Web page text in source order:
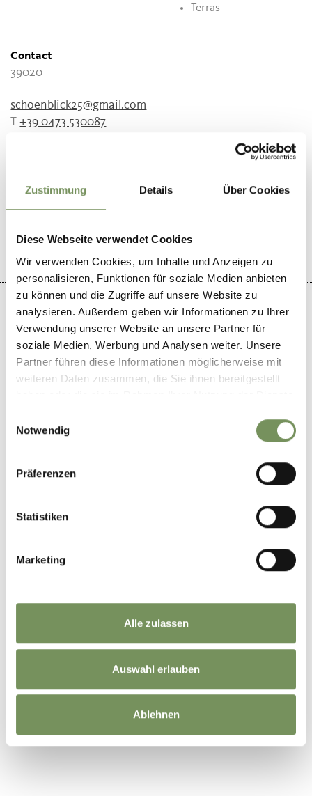
Zustimmung Details Über Cookies
Diese Webseite verwendet Cookies
Wir verwenden Cookies, um Inhalte und Anzeigen zu
personalisieren, Funktionen für soziale Medien anbieten
zu können und die Zugriffe auf unsere Website zu
analysieren. Außerdem geben wir Informationen zu Ihrer
Verwendung unserer Website an unsere Partner für
soziale Medien, Werbung und Analysen weiter. Unsere
Partner führen diese Informationen möglicherweise mit
weiteren Daten zusammen, die Sie ihnen bereitgestellt
Notwendig
Präferenzen
Statistiken
Marketing
Alle zulassen
Auswahl erlauben
Ablehnen
Terras
Contact
39020
schoenblick25@gmail.com
T+39 0473 530087
WAS DE INHOUD NUTTIG VOOR U?
+
−
©OpenStreetMapcontributors